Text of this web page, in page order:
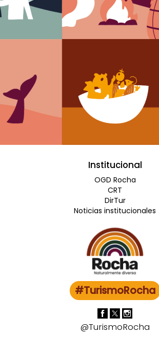
Institucional
OGD Rocha
CRT
DirTur
Noticias institucionales
#TurismoRocha
@TurismoRocha